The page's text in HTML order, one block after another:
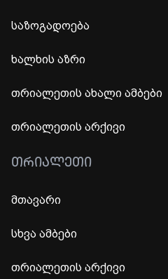
საზოგადოება
ხალხის აზრი
თრიალეთის ახალი ამბები
თრიალეთის არქივი
ᲗᲠᲘᲐᲚᲔᲗᲘ
მთავარი
სხვა ამბები
თრიალეთის არქივი